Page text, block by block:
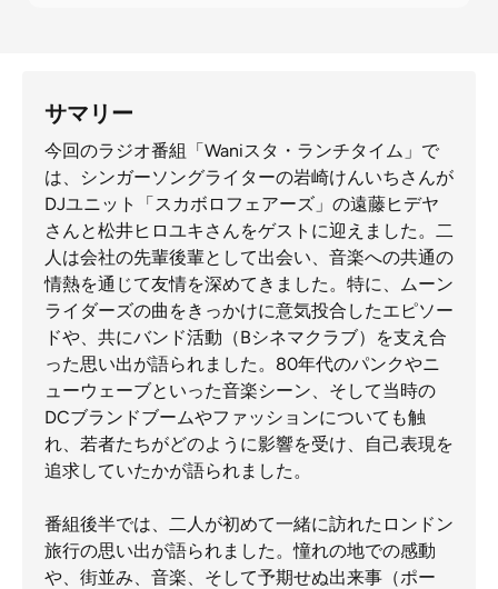
サマリー
今回のラジオ番組「Waniスタ・ランチタイム」で
は、シンガーソングライターの岩崎けんいちさんが
DJユニット「スカボロフェアーズ」の遠藤ヒデヤ
さんと松井ヒロユキさんをゲストに迎えました。二
人は会社の先輩後輩として出会い、音楽への共通の
情熱を通じて友情を深めてきました。特に、ムーン
ライダーズの曲をきっかけに意気投合したエピソー
ドや、共にバンド活動（Bシネマクラブ）を支え合
った思い出が語られました。80年代のパンクやニ
ューウェーブといった音楽シーン、そして当時の
DCブランドブームやファッションについても触
れ、若者たちがどのように影響を受け、自己表現を
追求していたかが語られました。
番組後半では、二人が初めて一緒に訪れたロンドン
旅行の思い出が語られました。憧れの地での感動
や、街並み、音楽、そして予期せぬ出来事（ポー